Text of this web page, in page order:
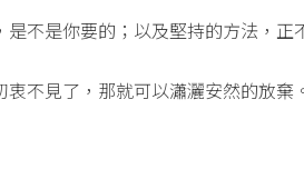
不是你要的；以及堅持的方法，正
不見了，那就可以瀟灑安然的放棄